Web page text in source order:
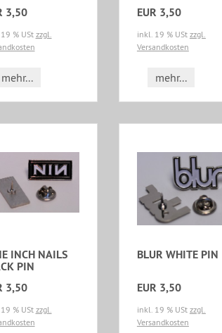
3,50
% UStzzgl.
mehr...
EUR 3,50
inkl. 19 % USt zzgl.
Versandkosten
mehr...
INCH NAILS
PIN
3,50
% UStzzgl.
BLUR WHITE PIN
EUR 3,50
inkl. 19 % USt zzgl.
Versandkosten